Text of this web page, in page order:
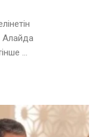
Алайда
...